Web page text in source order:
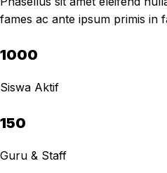
fames ac ante ipsum primis in
1000
Siswa Aktif
150
Guru & Staff